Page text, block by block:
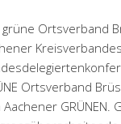
grüne Ortsverband
Ortsverband
Aachener